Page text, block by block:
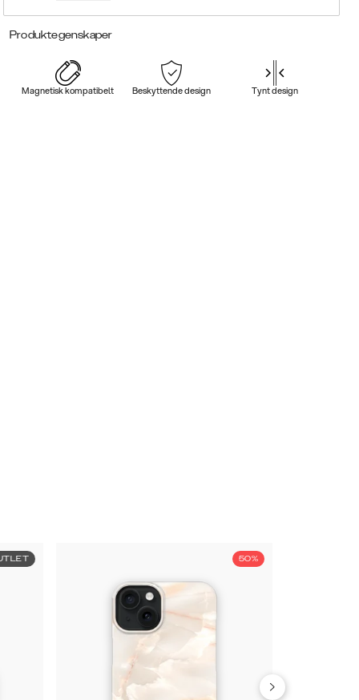
Produktegenskaper
Magnetisk kompatibelt Beskyttende design Tynt design
50%